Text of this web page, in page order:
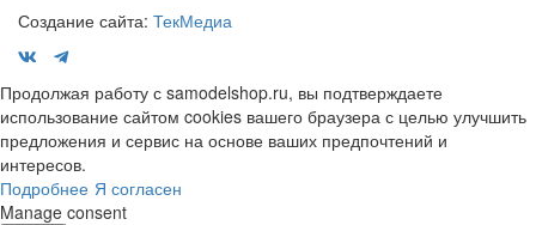
Создание сайта: ТекМедиа
Продолжая работу с samodelshop.ru, вы подтверждаете
использование сайтом cookies вашего браузера с целью улучшить
предложения и сервис на основе ваших предпочтений и
интересов.
Подробнее Я согласен
Manage consent